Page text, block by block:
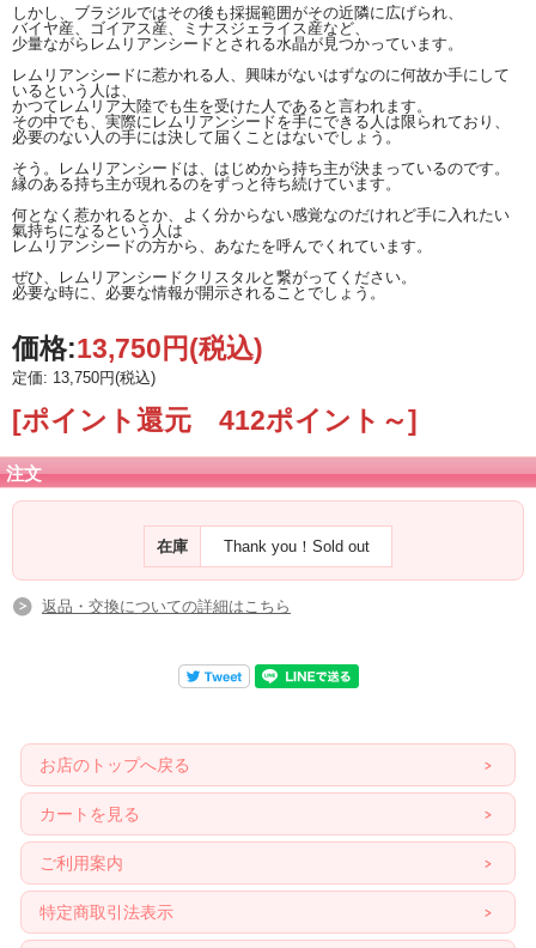
しかし、ブラジルではその後も採掘範囲がその近隣に広げられ、
バイヤ産、ゴイアス産、ミナスジェライス産など、
少量ながらレムリアンシードとされる水晶が見つかっています。
レムリアンシードに惹かれる人、興味がないはずなのに何故か手にして
いるという人は、
かつてレムリア大陸でも生を受けた人であると言われます。
その中でも、実際にレムリアンシードを手にできる人は限られており、
必要のない人の手には決して届くことはないでしょう。
そう。レムリアンシードは、はじめから持ち主が決まっているのです。
縁のある持ち主が現れるのをずっと待ち続けています。
何となく惹かれるとか、よく分からない感覚なのだけれど手に入れたい
氣持ちになるという人は
レムリアンシードの方から、あなたを呼んでくれています。
ぜひ、レムリアンシードクリスタルと繋がってください。
必要な時に、必要な情報が開示されることでしょう。
価格:13,750円(税込)
定価: 13,750円(税込)
[ポイント還元 412ポイント～]
注文
在庫 Thank you！Sold out
返品・交換についての詳細はこちら
お店のトップへ戻る
カートを見る
ご利用案内
特定商取引法表示